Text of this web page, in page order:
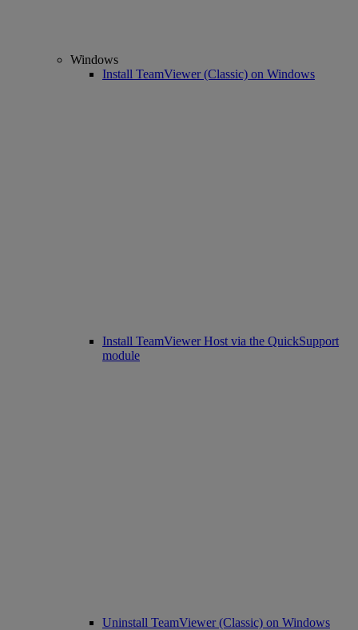
Windows
Install TeamViewer (Classic) on Windows
Install TeamViewer Host via the QuickSupport
module
Uninstall TeamViewer (Classic) on Windows